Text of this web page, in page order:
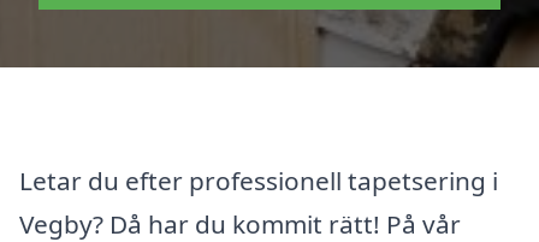
Letar du efter professionell tapetsering i
Vegby? Då har du kommit rätt! På vår